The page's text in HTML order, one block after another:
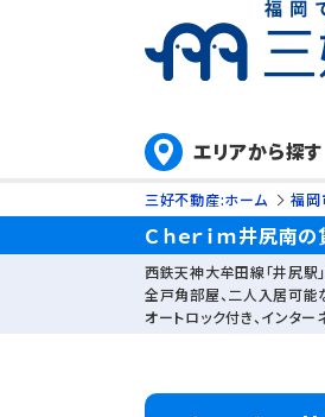
エリアから探す
三好不動産:ホーム 福岡
Ｃｈｅｒｉｍ井尻南
西鉄天神大牟田線「井尻駅
全戸角部屋、二人入居可能
オートロック付き、インター